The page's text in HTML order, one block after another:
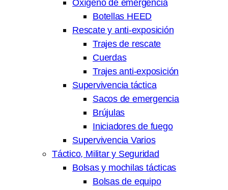
Oxígeno de emergencia
Botellas HEED
Rescate y anti-exposición
Trajes de rescate
Cuerdas
Trajes anti-exposición
Supervivencia táctica
Sacos de emergencia
Brújulas
Iniciadores de fuego
Supervivencia Varios
Táctico, Militar y Seguridad
Bolsas y mochilas tácticas
Bolsas de equipo